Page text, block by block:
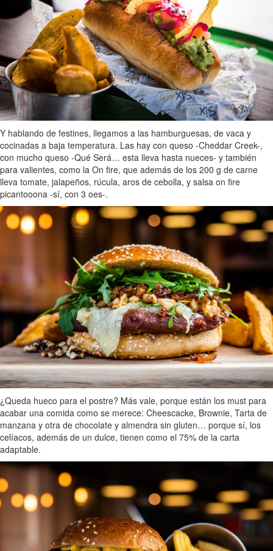
Y hablando de festines, llegamos a las hamburguesas, de vaca y
cocinadas a baja temperatura. Las hay con queso -Cheddar Creek-,
con mucho queso -Qué Será… esta lleva hasta nueces- y también
para valientes, como la On fire, que además de los 200 g de carne
lleva tomate, jalapeños, rúcula, aros de cebolla, y salsa on fire
picantooona -sí, con 3 oes-.
¿Queda hueco para el postre? Más vale, porque están los must para
acabar una comida como se merece: Cheescacke, Brownie, Tarta de
manzana y otra de chocolate y almendra sin gluten… porque sí, los
celíacos, además de un dulce, tienen como el 75% de la carta
adaptable.